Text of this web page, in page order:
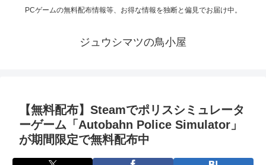
PCゲームの無料配布情報等、お得な情報を独断と偏見でお届け中。
ジュウシマツの鳥小屋
【無料配布】Steamでポリスシミュレータ
ーゲーム「Autobahn Police Simulator」
が期間限定で無料配布中